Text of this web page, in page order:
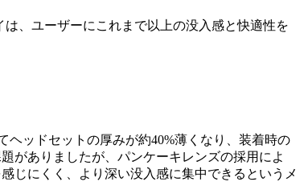
、ユーザーにこれまで以上の没入感と快適性を
ヘッドセットの厚みが約40%薄くなり、装着時の
がありましたが、パンケーキレンズの採用によ
じにくく、より深い没入感に集中できるというメ